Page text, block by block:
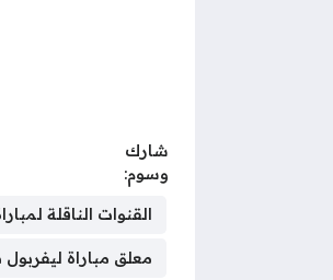
شارك
وسوم:
القنوات الناقلة
معلق مباراة